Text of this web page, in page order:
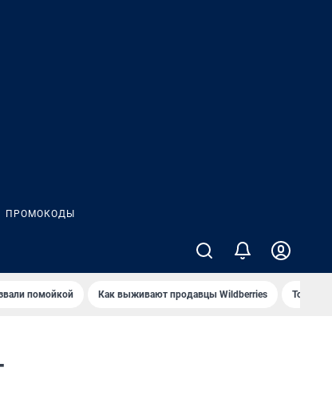
ПРОМОКОДЫ
помойкой Как выживают продавцы Wildberries Топ